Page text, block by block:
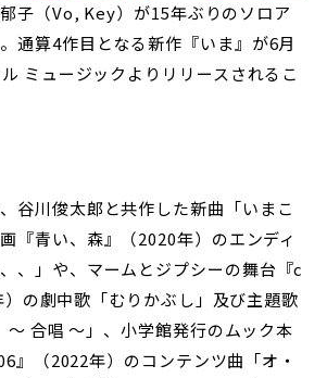
子（Vo, Key）が15年ぶりのソロア
通算4作目となる新作『いま』が6月
ミュージックよりリリースされるこ
谷川俊太郎と共作した新曲「いまこ
『青い、森』（2020年）のエンディ
、」や、マームとジプシーの舞台『c
の劇中歌「むりかぶし」及び主題歌
合唱 〜」、小学館発行のムック本
』（2022年）のコンテンツ曲「オ・